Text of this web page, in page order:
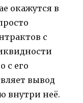
окажутся в
с
с его
вывод
внутри неё.